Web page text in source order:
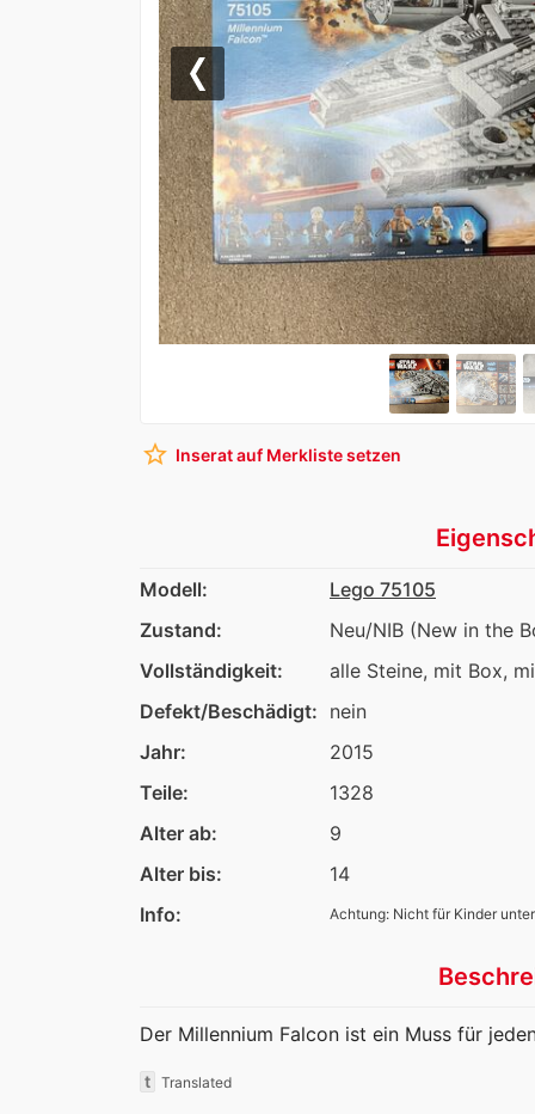
Previous
star_border Inserat auf Merkliste setzen
Modell:
Lego 75105
Zustand:
Neu/NIB (New in the
Vollständigkeit:
alle Steine, mit Box,
Defekt/Beschädigt: nein
Jahr:
2015
Teile:
1328
Alter ab:
9
Alter bis:
14
Info:
Achtung: Nicht für Kinder
Der Millennium Falcon ist ein Muss für
t Translated